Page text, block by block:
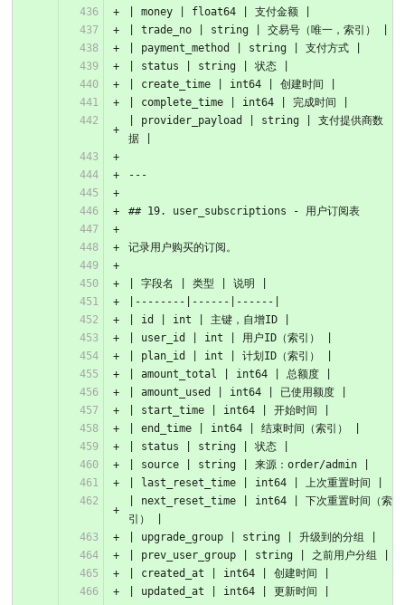
| money | float64 | 支付金额 |
| trade_no | string | 交易号（唯一，索引） |
| payment_method | string | 支付方式 |
| status | string | 状态 |
| create_time | int64 | 创建时间 |
| complete_time | int64 | 完成时间 |
| provider_payload | string | 支付提供商数
据 |
---
## 19. user_subscriptions - 用户订阅表
记录用户购买的订阅。
| 字段名 | 类型 | 说明 |
|--------|------|------|
| id | int | 主键，自增ID |
| user_id | int | 用户ID（索引） |
| plan_id | int | 计划ID（索引） |
| amount_total | int64 | 总额度 |
| amount_used | int64 | 已使用额度 |
| start_time | int64 | 开始时间 |
| end_time | int64 | 结束时间（索引） |
| status | string | 状态 |
| source | string | 来源：order/admin |
| last_reset_time | int64 | 上次重置时间 |
| next_reset_time | int64 | 下次重置时间（索
引） |
| upgrade_group | string | 升级到的分组 |
| prev_user_group | string | 之前用户分组 |
| created_at | int64 | 创建时间 |
| updated_at | int64 | 更新时间 |